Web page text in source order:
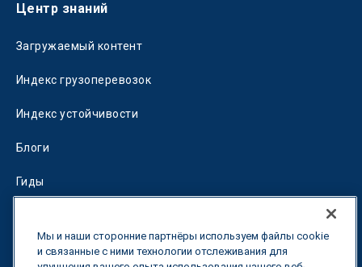
Центр знаний
Загружаемый контент
Индекс грузоперевозок
Индекс устойчивости
Блоги
Гиды
Калькулятор оптимизации перевозок
Мы и наши сторонние партнёры используем файлы cookie
и связанные с ними технологии отслеживания для